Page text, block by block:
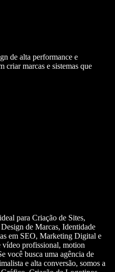
de alta performance e
criar marcas e sistemas que
para Criação de Sites,
de Marcas, Identidade
em SEO, Marketing Digital e
vídeo profissional, motion
você busca uma agência de
e alta conversão, somos a